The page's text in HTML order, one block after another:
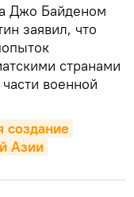
Джо Байденом
заявил, что
странами
военной
создание
Азии